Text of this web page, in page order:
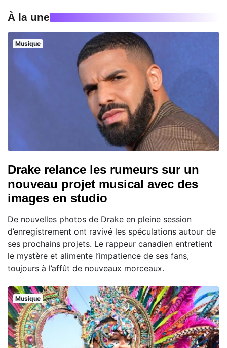
À la une
Musique
Drake relance les rumeurs sur un
nouveau projet musical avec des
images en studio
De nouvelles photos de Drake en pleine session
d’enregistrement ont ravivé les spéculations autour de
ses prochains projets. Le rappeur canadien entretient
le mystère et alimente l’impatience de ses fans,
toujours à l’affût de nouveaux morceaux.
Musique